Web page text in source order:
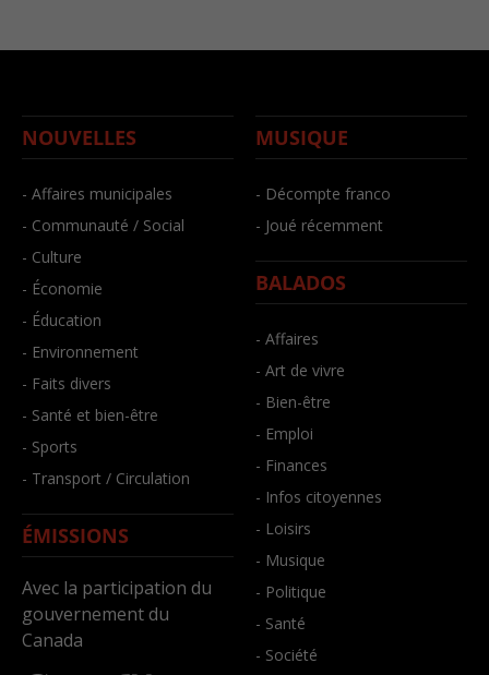
NOUVELLES
- Affaires municipales
- Communauté / Social
- Culture
- Économie
- Éducation
- Environnement
- Faits divers
- Santé et bien-être
- Sports
- Transport / Circulation
ÉMISSIONS
Avec la participation du
gouvernement du
Canada
MUSIQUE
- Décompte franco
- Joué récemment
BALADOS
- Affaires
- Art de vivre
- Bien-être
- Emploi
- Finances
- Infos citoyennes
- Loisirs
- Musique
- Politique
- Santé
- Société